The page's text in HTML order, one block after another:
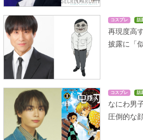
コスプレ 話
再現度高
披露に「
コスプレ 話
なにわ男
圧倒的な